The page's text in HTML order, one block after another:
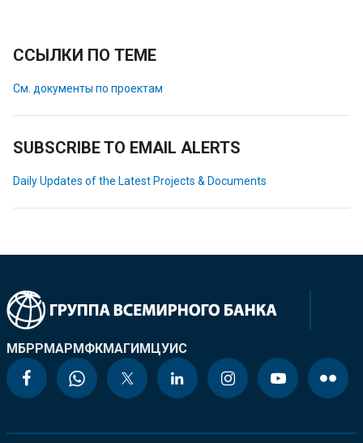
ССЫЛКИ ПО ТЕМЕ
См. документы по проектам
SUBSCRIBE TO EMAIL ALERTS
Daily Updates of the Latest Projects & Documents
МБРРМАРМФКМАГИМЦУИС